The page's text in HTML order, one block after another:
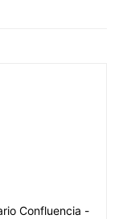
Confluencia -